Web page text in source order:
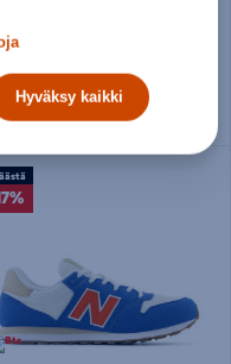
69,95€
alin hinta: 69,95€
kokoja
Hyväksy kaikki